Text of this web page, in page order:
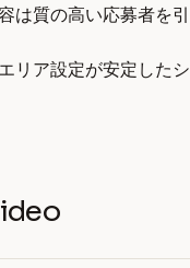
は質の高い応募者を引
リア設定が安定したシ